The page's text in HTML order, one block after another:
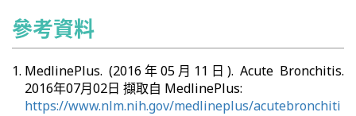
參考資料
MedlinePlus. (2016年05月11日). Acute Bronchitis.
2016年07月02日 擷取自 MedlinePlus:
https://www.nlm.nih.gov/medlineplus/acutebronchiti